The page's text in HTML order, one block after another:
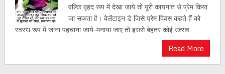
वल्कि बृहद रूप में देखा जाये तो पूरी कायनात से प्रेम किया
जा सकता है। वेलेंटाइन डे जिसे प्रेम दिवस कहते हैं को
स्वस्थ रूप में जाना पहचाना जाये-मनाया जाए तो इससे बेहतर कोई उत्सव
Read More